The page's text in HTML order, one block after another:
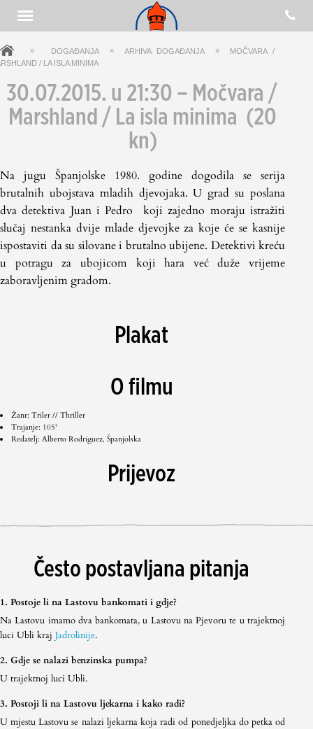
» DOGAĐANJA » ARHIVA DOGAĐANJA »
MOČVARA /
/ LA ISLA MINIMA
30.07.2015. u 21:30 – Močvara /
Marshland / La isla minima (20
kn)
Na jugu Španjolske 1980. godine dogodila se serija
brutalnih ubojstava mladih djevojaka. U grad su poslana
dva detektiva Juan i Pedro koji zajedno moraju istražiti
slučaj nestanka dvije mlade djevojke za koje će se kasnije
ispostaviti da su silovane i brutalno ubijene. Detektivi kreću
u potragu za ubojicom koji hara već duže vrijeme
zaboravljenim gradom.
Plakat
O filmu
Žanr: Triler // Thriller
Trajanje: 105'
Redatelj: Alberto Rodriguez, Španjolska
Prijevoz
Često postavljana pitanja
1. Postoje li na Lastovu bankomati i gdje?
Na Lastovu imamo dva bankomata, u Lastovu na Pjevoru te u trajektnoj
luci Ubli kraj Jadrolinije.
2. Gdje se nalazi benzinska pumpa?
U trajektnoj luci Ubli.
3. Postoji li na Lastovu ljekarna i kako radi?
U mjestu Lastovu se nalazi ljekarna koja radi od ponedjeljka do petka od